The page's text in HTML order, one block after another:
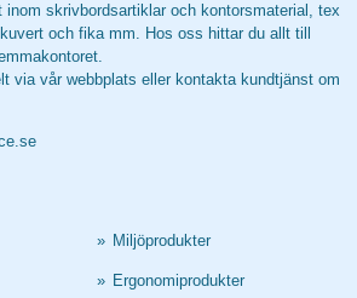
skrivbordsartiklar och kontorsmaterial, tex
och fika mm. Hos oss hittar du allt till
via vår webbplats eller kontakta kundtjänst om
» Miljöprodukter
» Ergonomiprodukter